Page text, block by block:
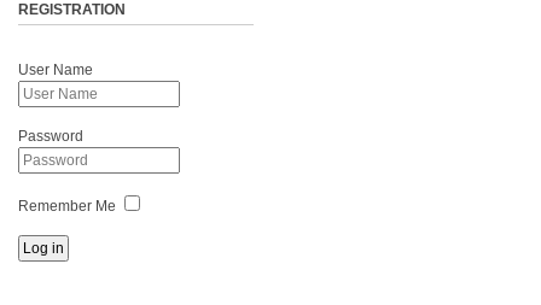
REGISTRATION
User Name
Password
Remember Me